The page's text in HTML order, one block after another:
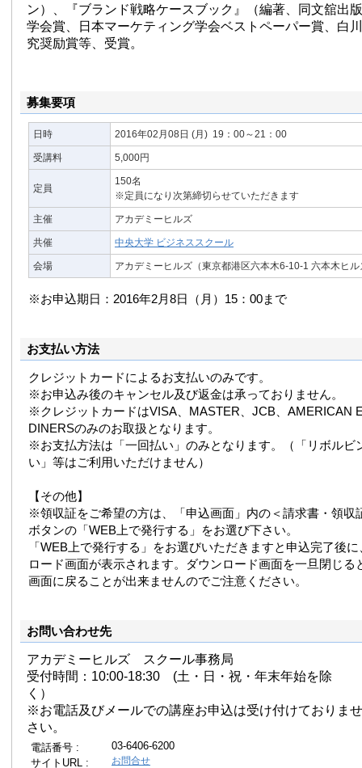
ン）、『ブランド戦略ケースブック』（編著、同文舘出
学会賞、日本マーケティング学会ベストペーパー賞、白
究奨励賞等、受賞。
募集要項
日時 2016年02月08日 (月) 19：00～21：00
受講料 5,000円
定員
150名
※定員になり次第締切らせていただきます
主催 アカデミーヒルズ
共催 中央大学 ビジネススクール
会場 アカデミーヒルズ（東京都港区六本木6-10-1 六本木ヒ
※お申込期日：2016年2月8日（月）15：00まで
お支払い方法
クレジットカードによるお支払いのみです。
※お申込み後のキャンセル及び返金は承っておりません。
※クレジットカードはVISA、MASTER、JCB、AMERICAN
DINERSのみのお取扱となります。
※お支払方法は「一回払い」のみとなります。（「リボルビ
い」等はご利用いただけません）
【その他】
※領収証をご希望の方は、「申込画面」内の＜請求書・領収
ボタンの「WEB上で発行する」をお選び下さい。
「WEB上で発行する」をお選びいただきますと申込完了後
ロード画面が表示されます。ダウンロード画面を一旦閉じる
画面に戻ることが出来ませんのでご注意ください。
お問い合わせ先
アカデミーヒルズ スクール事務局
受付時間：10:00-18:30 (土・日・祝・年末年始を除
く）
※お電話及びメールでの講座お申込は受け付けておりま
さい。
電話番号 :
03-6406-6200
サイトURL :
お問合せ